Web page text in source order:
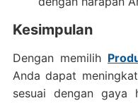
Kesimpulan
Dengan memilih
Anda dapat
sesuai dengan gaya